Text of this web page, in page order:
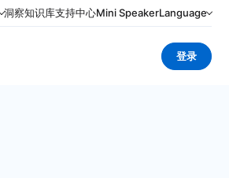
洞察知识库支持中心Mini SpeakerLanguage
登录